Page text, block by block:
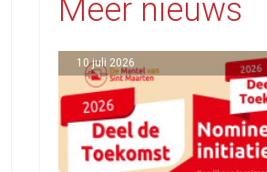
Meer nieuws
10 juli 2026